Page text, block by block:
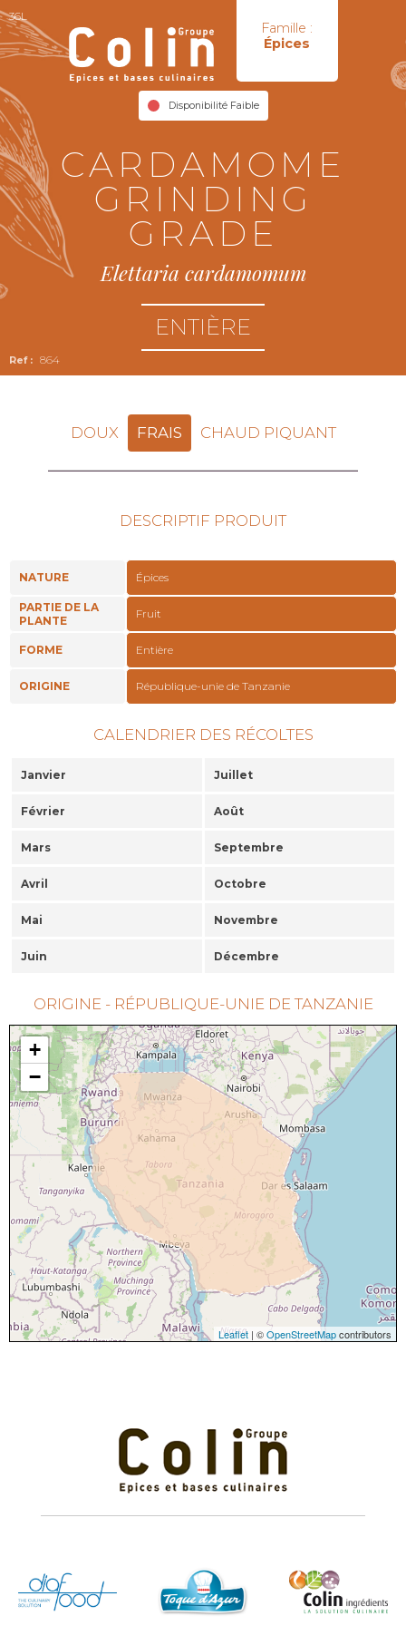
Famille :
Épices
Disponibilité Faible
36L
864
CARDAMOME
GRINDING
GRADE
Elettaria cardamomum
ENTIÈRE
DOUX FRAIS CHAUD PIQUANT
DESCRIPTIF PRODUIT
NATURE Épices
PARTIE DE LA
PLANTE
Fruit
FORME Entière
ORIGINE République-unie de Tanzanie
CALENDRIER DES RÉCOLTES
Janvier Juillet
Février Août
Mars Septembre
Avril Octobre
Mai Novembre
Juin Décembre
ORIGINE - RÉPUBLIQUE-UNIE DE TANZANIE
+
−
Leaflet | ©OpenStreetMapcontributors